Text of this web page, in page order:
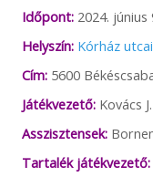
Időpont:2024. június
Helyszín: Kórház
Cím:5600
Játékvezető:Kovács
Asszisztensek:
Tartalék játékvezető: